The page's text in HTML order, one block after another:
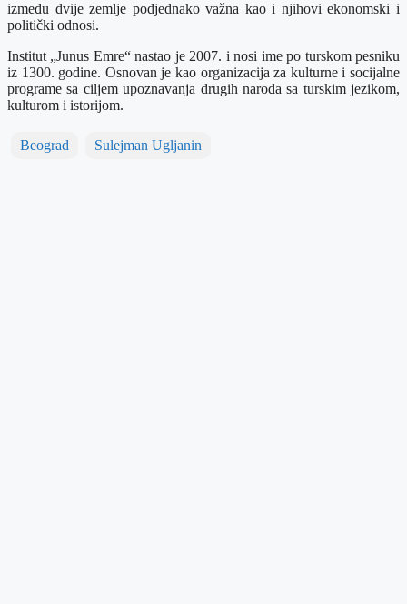
između dvije zemlje podjednako važna kao i njihovi ekonomski i
politički odnosi.
Institut „Junus Emre“ nastao je 2007. i nosi ime po turskom pesniku
iz 1300. godine. Osnovan je kao organizacija za kulturne i socijalne
programe sa ciljem upoznavanja drugih naroda sa turskim jezikom,
kulturom i istorijom.
Beograd Sulejman Ugljanin